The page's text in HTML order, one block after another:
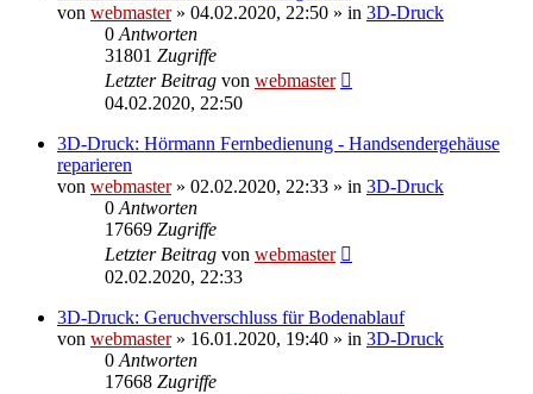
von webmaster» 04.02.2020, 22:50 » in 3D-Druck
0 Antworten
31801 Zugriffe
Letzter Beitrag von webmaster
04.02.2020, 22:50
3D-Druck: Hörmann Fernbedienung - Handsendergehäuse
reparieren
von webmaster» 02.02.2020, 22:33 » in 3D-Druck
0 Antworten
17669 Zugriffe
Letzter Beitrag von webmaster
02.02.2020, 22:33
3D-Druck: Geruchverschluss für Bodenablauf
von webmaster» 16.01.2020, 19:40 » in 3D-Druck
0 Antworten
17668 Zugriffe